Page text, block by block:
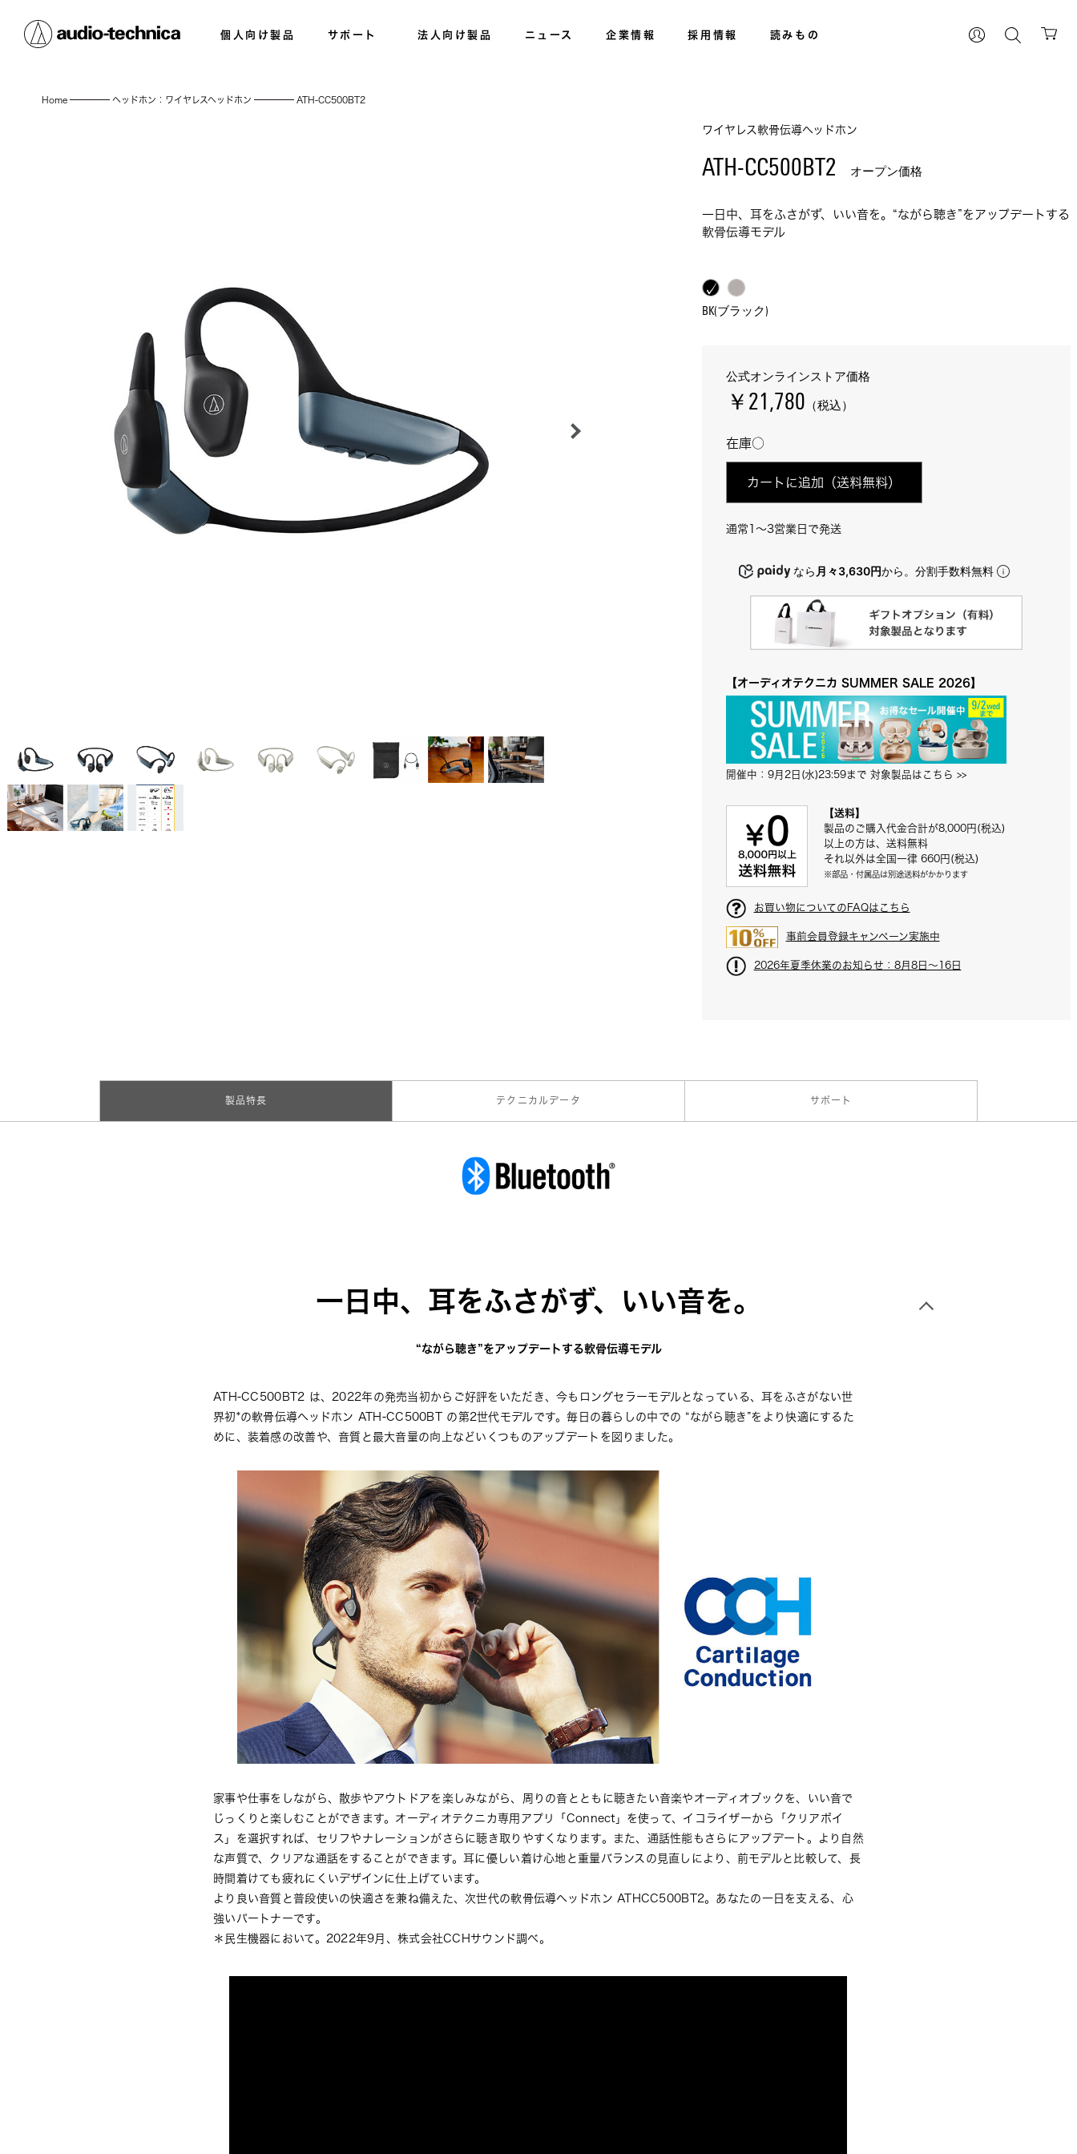
個人向け製品 サポート 法人向け製品 ニュース 企業情報 採用情報 読みもの
Home ヘッドホン：ワイヤレスヘッドホン ATH-CC500BT2
ワイヤレス軟骨伝導ヘッドホン
ATH-CC500BT2 オープン価格
一日中、耳をふさがず、いい音を。“ながら聴き”をアップデートする
軟骨伝導モデル
BK(ブラック)
公式オンラインストア価格
￥21,780 （税込）
在庫○
カートに追加 （送料無料）
通常1～3営業日で発送
なら 月々3,630円から。分割手数料無料
【オーディオテクニカ SUMMER SALE 2026】
開催中：9月2日(水)23:59まで 対象製品はこちら >>
【送料】
製品のご購入代金合計が8,000円(税込)
以上の方は、送料無料
それ以外は全国一律 660円(税込)
※部品・付属品は別途送料がかかります
お買い物についてのFAQはこちら
事前会員登録キャンペーン実施中
2026年夏季休業のお知らせ：8月8日～16日
製品特長 テクニカルデータ サポート
一日中、耳をふさがず、いい音を。
“ながら聴き”をアップデートする軟骨伝導モデル
ATH-CC500BT2 は、2022年の発売当初からご好評をいただき、今もロングセラーモデルとなっている、耳をふさがない世
界初*の軟骨伝導ヘッドホン ATH-CC500BT の第2世代モデルです。毎日の暮らしの中での “ながら聴き”をより快適にするた
めに、装着感の改善や、音質と最大音量の向上などいくつものアップデートを図りました。
家事や仕事をしながら、散歩やアウトドアを楽しみながら、周りの音とともに聴きたい音楽やオーディオブックを、いい音で
じっくりと楽しむことができます。オーディオテクニカ専用アプリ「Connect」を使って、イコライザーから「クリアボイ
ス」を選択すれば、セリフやナレーションがさらに聴き取りやすくなります。また、通話性能もさらにアップデート。より自然
な声質で、クリアな通話をすることができます。耳に優しい着け心地と重量バランスの見直しにより、前モデルと比較して、長
時間着けても疲れにくいデザインに仕上げています。
より良い音質と普段使いの快適さを兼ね備えた、次世代の軟骨伝導ヘッドホン ATHCC500BT2。あなたの一日を支える、心
強いパートナーです。
＊民生機器において。2022年9月、株式会社CCHサウンド調べ。